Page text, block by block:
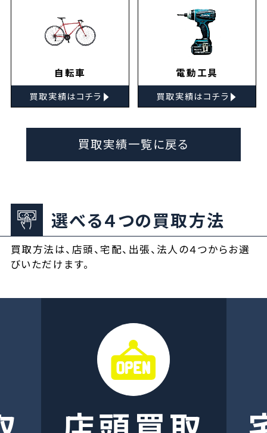
自転車
買取実績はコチラ ▸
電動工具
買取実績はコチラ ▸
買取実績一覧に戻る
選べる４つの買取方法
買取方法は、店頭、宅配、出張、法人の４つからお選
びいただけます。